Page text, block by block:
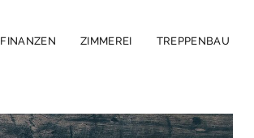
FINANZEN ZIMMEREI TREPPENBAU